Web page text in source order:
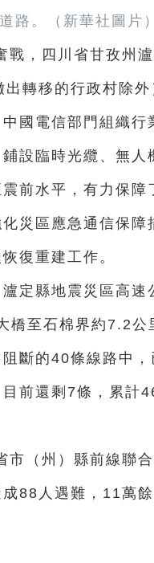
路。（新華社圖片）
，四川省甘孜州
轉移的行政村除
國電信部門組織行
設臨時光纜、無人
前水平，有力保障
災區應急通信保障
復重建工作。
定縣地震災區高速
橋至石棉界約7.2公
斷的40條線路中
前還剩7條，累計
市（州）縣前線聯
88人遇難，11萬餘